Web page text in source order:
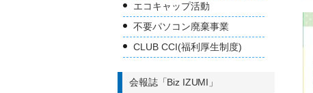
エコキャップ活動
不要パソコン廃棄事業
CLUB CCI(福利厚生制度)
会報誌「Biz IZUMI」